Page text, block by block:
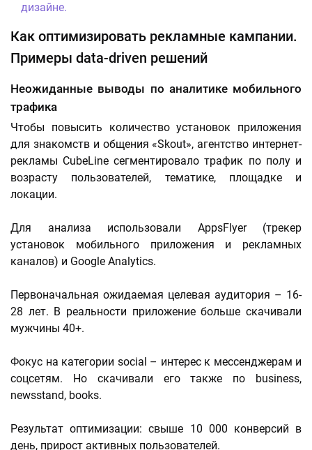
дизайне.
Как оптимизировать рекламные кампании.
Примеры data-driven решений
Неожиданные выводы по аналитике мобильного
трафика
Чтобы повысить количество установок приложения
для знакомств и общения «Skout», агентство интернет-
рекламы CubeLine сегментировало трафик по полу и
возрасту пользователей, тематике, площадке и
локации.
Для анализа использовали AppsFlyer (трекер
установок мобильного приложения и рекламных
каналов) и Google Analytics.
Первоначальная ожидаемая целевая аудитория – 16-
28 лет. В реальности приложение больше скачивали
мужчины 40+.
Фокус на категории social – интерес к мессенджерам и
соцсетям. Но скачивали его также по business,
newsstand, books.
Результат оптимизации: свыше 10 000 конверсий в
день, прирост активных пользователей.